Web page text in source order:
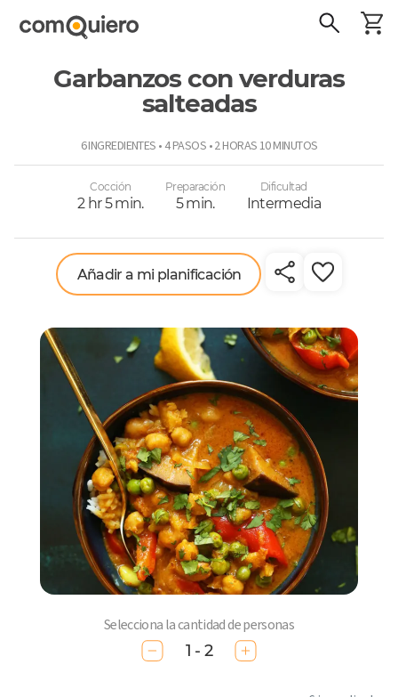
Garbanzos con verduras
salteadas
6 INGREDIENTES • 4 PASOS • 2 HORAS 10 MINUTOS
Cocción
2 hr 5 min.
Preparación
5 min.
Dificultad
Intermedia
Añadir a mi planificación
Selecciona la cantidad de personas
1 - 2